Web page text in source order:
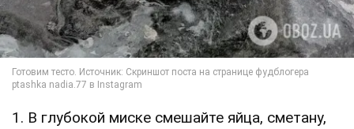
1. В глубокой миске смешайте яйца, сметану,